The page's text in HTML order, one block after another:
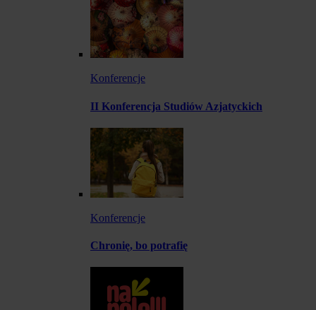
Konferencje
II Konferencja Studiów Azjatyckich
Konferencje
Chronię, bo potrafię